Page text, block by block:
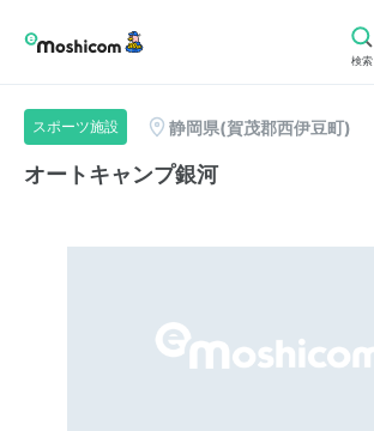
検索
スポーツ施設 静岡県(賀茂郡西伊豆町)
オートキャンプ銀河